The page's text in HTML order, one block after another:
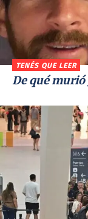
TENÉS QUE LEER
De qué murió